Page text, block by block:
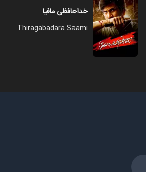
خداحافظی مافیا
Thiragabadara Saami